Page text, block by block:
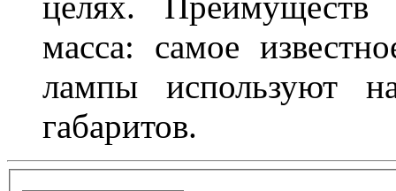
масса: самое
лампы используют
габаритов.